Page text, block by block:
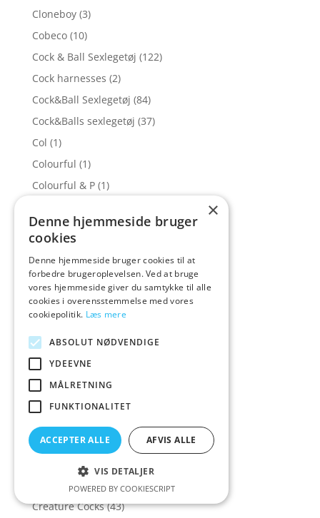
Cloneboy (3)
Cobeco (10)
Cock & Ball Sexlegetøj (122)
Cock harnesses (2)
Cock&Ball Sexlegetøj (84)
Cock&Balls sexlegetøj (37)
Col (1)
Colourful (1)
Colourful & P (1)
Colourful favouri (1)
Colourful favourites (14)
COLT (5)
CoolMann (1)
Corsager & Korsetter
Corsager&Korsetter
Corset
Cottelli Collection
Crave (1)
Crazy Deals
Creative Conceptions (21)
Creature Cocks (43)
×
Denne hjemmeside bruger
cookies
Denne hjemmeside bruger cookies til at
forbedre brugeroplevelsen. Ved at bruge
vores hjemmeside giver du samtykke til alle
cookies i overensstemmelse med vores
cookiepolitik. Læs mere
ABSOLUT NØDVENDIGE
YDEEVNE
MÅLRETNING
FUNKTIONALITET
ACCEPTER ALLE AFVIS ALLE
VIS DETALJER
POWERED BY COOKIESCRIPT